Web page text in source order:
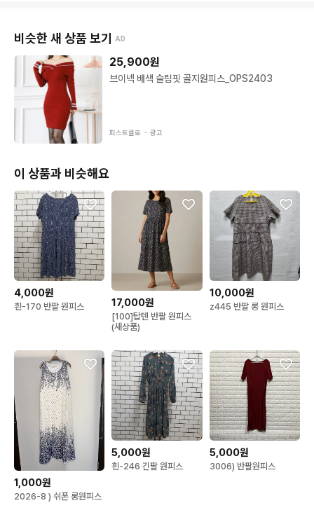
비슷한 새 상품 보기 AD
25,900원
브이넥 배색 슬림핏 골지원피스_OPS2403
퍼스트클로 ・ 광고
이 상품과 비슷해요
4,000원
흰-170 반팔 원피스 17,000원
[100]탑텐 반팔 원피스
(새상품)
10,000원
z445 반팔 롱 원피스
1,000원
2026-8 ) 쉬폰 롱원피스
5,000원
흰-246 긴팔 원피스
5,000원
3006) 반팔원피스